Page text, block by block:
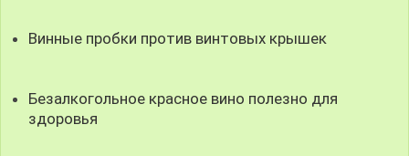
Винные пробки против винтовых крышек
Безалкогольное красное вино полезно для
здоровья